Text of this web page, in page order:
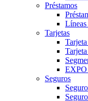
Préstamos
Tarjetas
Seguros